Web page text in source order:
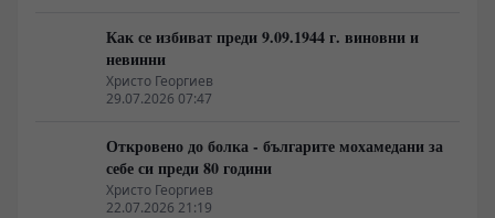
Как се избиват преди 9.09.1944 г. виновни и
невинни
Христо Георгиев
29.07.2026 07:47
Откровено до болка - българите мохамедани за
себе си преди 80 години
Христо Георгиев
22.07.2026 21:19